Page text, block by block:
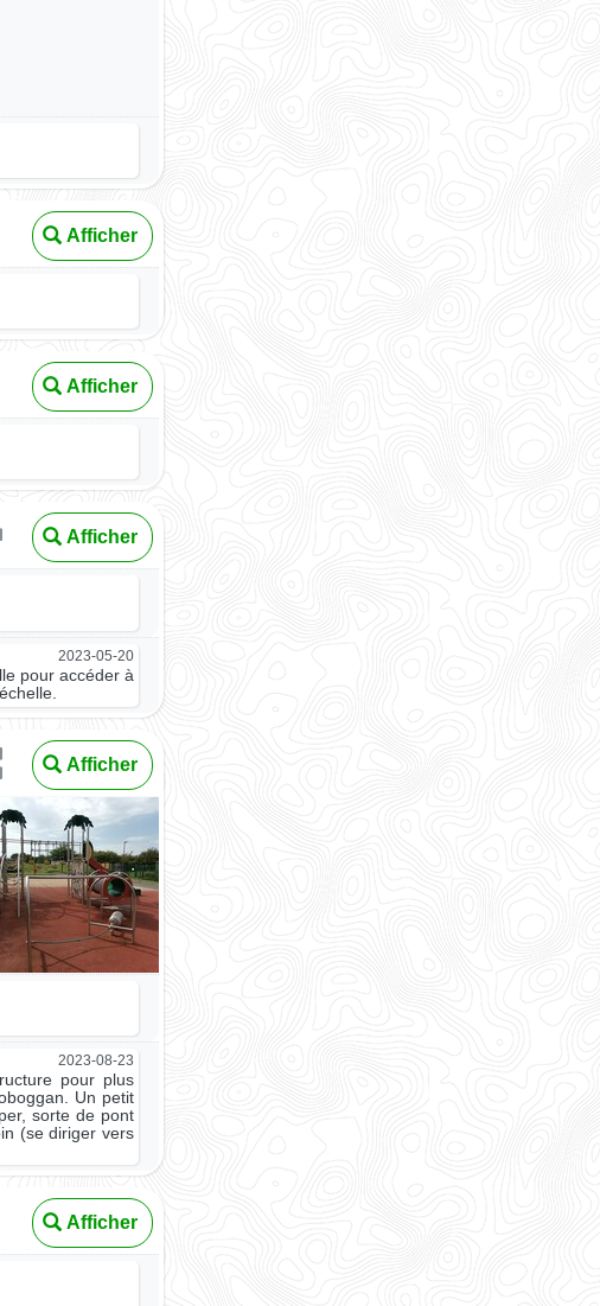
Afficher
Afficher
Afficher
2023-05-20
pour accéder à
Afficher
2023-08-23
pour plus
Un petit
sorte de pont
(se diriger vers
Afficher